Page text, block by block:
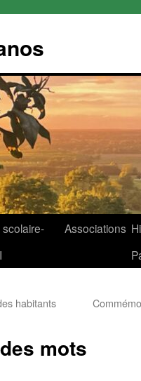
scolaire-
Associations
habitants
mots